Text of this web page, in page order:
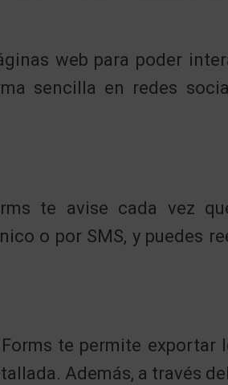
web para poder
sencilla en redes
te avise cada vez
o por SMS, y puedes
te permite
Además, a través